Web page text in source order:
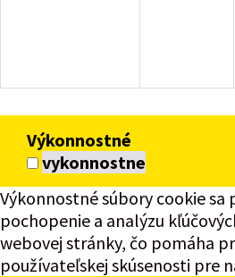
Výkonnostné
vykonnostne
Výkonnostné súbory cookie sa
pochopenie a analýzu
webovej stránky, čo pomáha
používateľskej skúsenosti pre